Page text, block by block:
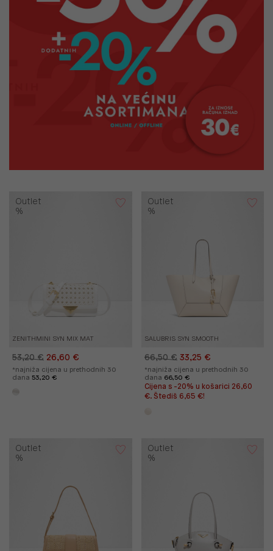
ZENITHMINI SYN MIX MAT
Outlet
%
53,20 € 26,60 €
*najniža cijena u prethodnih 30
dana 53,20 €
SALUBRIS SYN SMOOTH
Outlet
%
66,50 € 33,25 €
*najniža cijena u prethodnih 30
dana 66,50 €
Cijena s -20% u košarici 26,60
€. Štediš 6,65 €!
Outlet
%
Outlet
%